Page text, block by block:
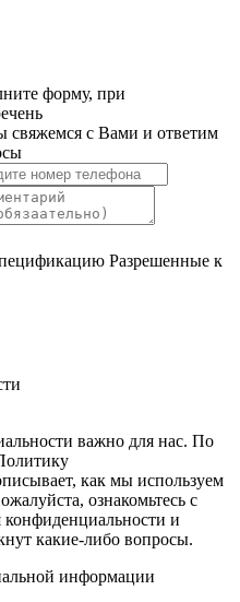
форму, при
с Вами и ответим
Разрешенные к
важно для нас. По
как мы используем
ознакомьтесь с
и
какие-либо вопросы.
информации